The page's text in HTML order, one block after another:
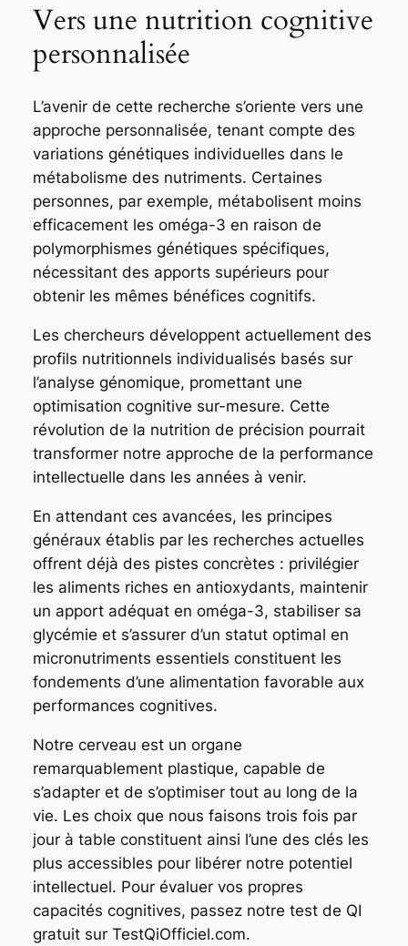
Vers une nutrition cognitive
personnalisée
L’avenir de cette recherche s’oriente vers une
approche personnalisée, tenant compte des
variations génétiques individuelles dans le
métabolisme des nutriments. Certaines
personnes, par exemple, métabolisent moins
efficacement les oméga-3 en raison de
polymorphismes génétiques spécifiques,
nécessitant des apports supérieurs pour
obtenir les mêmes bénéfices cognitifs.
Les chercheurs développent actuellement des
profils nutritionnels individualisés basés sur
l’analyse génomique, promettant une
optimisation cognitive sur-mesure. Cette
révolution de la nutrition de précision pourrait
transformer notre approche de la performance
intellectuelle dans les années à venir.
En attendant ces avancées, les principes
généraux établis par les recherches actuelles
offrent déjà des pistes concrètes : privilégier
les aliments riches en antioxydants, maintenir
un apport adéquat en oméga-3, stabiliser sa
glycémie et s’assurer d’un statut optimal en
micronutriments essentiels constituent les
fondements d’une alimentation favorable aux
performances cognitives.
Notre cerveau est un organe
remarquablement plastique, capable de
s’adapter et de s’optimiser tout au long de la
vie. Les choix que nous faisons trois fois par
jour à table constituent ainsi l’une des clés les
plus accessibles pour libérer notre potentiel
intellectuel. Pour évaluer vos propres
capacités cognitives, passez notre test de QI
gratuit sur TestQiOfficiel.com.